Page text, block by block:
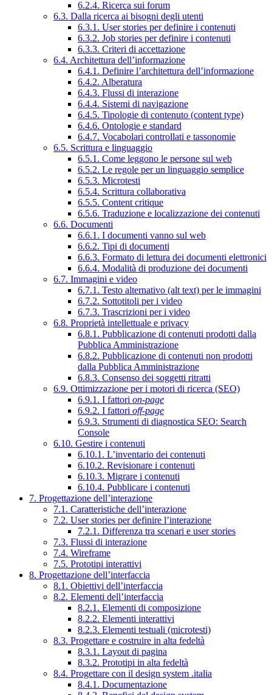
6.2.4. Ricerca sui forum
6.3. Dalla ricerca ai bisogni degli utenti
6.3.1. User stories per definire i contenuti
6.3.2. Job stories per definire i contenuti
6.3.3. Criteri di accettazione
6.4. Architettura dell’informazione
6.4.1. Definire l’architettura dell’informazione
6.4.2. Alberatura
6.4.3. Flussi di interazione
6.4.4. Sistemi di navigazione
6.4.5. Tipologie di contenuto (content type)
6.4.6. Ontologie e standard
6.4.7. Vocabolari controllati e tassonomie
6.5. Scrittura e linguaggio
6.5.1. Come leggono le persone sul web
6.5.2. Le regole per un linguaggio semplice
6.5.3. Microtesti
6.5.4. Scrittura collaborativa
6.5.5. Content critique
6.5.6. Traduzione e localizzazione dei contenuti
6.6. Documenti
6.6.1. I documenti vanno sul web
6.6.2. Tipi di documenti
6.6.3. Formato di lettura dei documenti elettronici
6.6.4. Modalità di produzione dei documenti
6.7. Immagini e video
6.7.1. Testo alternativo (alt text) per le immagini
6.7.2. Sottotitoli per i video
6.7.3. Trascrizioni per i video
6.8. Proprietà intellettuale e privacy
6.8.1. Pubblicazione di contenuti prodotti dalla
Pubblica Amministrazione
6.8.2. Pubblicazione di contenuti non prodotti
dalla Pubblica Amministrazione
6.8.3. Consenso dei soggetti ritratti
6.9. Ottimizzazione per i motori di ricerca (SEO)
6.9.1. I fattori on-page
6.9.2. I fattori off-page
6.9.3. Strumenti di diagnostica SEO: Search
Console
6.10. Gestire i contenuti
6.10.1. L’inventario dei contenuti
6.10.2. Revisionare i contenuti
6.10.3. Migrare i contenuti
6.10.4. Pubblicare i contenuti
7. Progettazione dell’interazione
7.1. Caratteristiche dell’interazione
7.2. User stories per definire l’interazione
7.2.1. Differenza tra scenari e user stories
7.3. Flussi di interazione
7.4. Wireframe
7.5. Prototipi interattivi
8. Progettazione dell’interfaccia
8.1. Obiettivi dell’interfaccia
8.2. Elementi dell’interfaccia
8.2.1. Elementi di composizione
8.2.2. Elementi interattivi
8.2.3. Elementi testuali (microtesti)
8.3. Progettare e costruire in alta fedeltà
8.3.1. Layout di pagina
8.3.2. Prototipi in alta fedeltà
8.4. Progettare con il design system .italia
8.4.1. Documentazione